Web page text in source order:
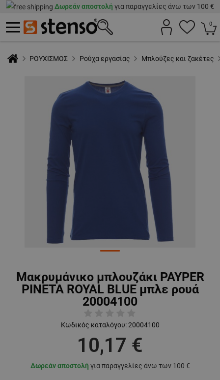
Δωρεάν αποστολή για παραγγελίες άνω των 100 €
0
ΡΟΥΧΙΣΜΟΣ Ρούχα εργασίας Μπλούζες και ζακέτες
Μακρυμάνικο μπλουζάκι PAYPER
PINETA ROYAL BLUE μπλε ρουά
20004100
Κωδικός καταλόγου: 20004100
10,17 €
Δωρεάν αποστολή για παραγγελίες άνω των 100 €